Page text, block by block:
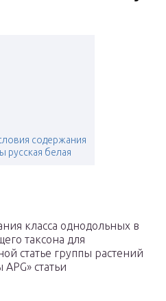
содержания
русская белая
класса однодольных в
таксона для
статье группы растений
статьи